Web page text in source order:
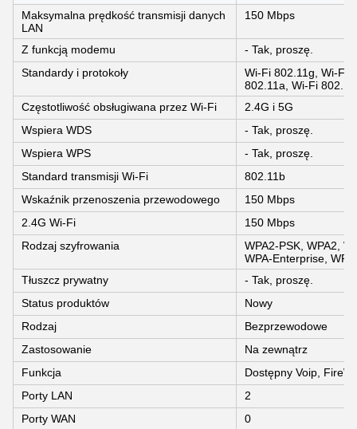
Maksymalna prędkość transmisji danych
LAN
150 Mbps
Z funkcją modemu
- Tak, proszę.
Standardy i protokoły
Wi-Fi 802.11g, Wi-Fi
802.11a, Wi-Fi
Częstotliwość obsługiwana przez Wi-Fi
2.4G i 5G
Wspiera WDS
- Tak, proszę.
Wspiera WPS
- Tak, proszę.
Standard transmisji Wi-Fi
802.11b
Wskaźnik przenoszenia przewodowego
150 Mbps
2.4G Wi-Fi
150 Mbps
Rodzaj szyfrowania
WPA2-PSK, WPA2,
WPA-Enterprise,
Tłuszcz prywatny
- Tak, proszę.
Status produktów
Nowy
Rodzaj
Bezprzewodowe
Zastosowanie
Na zewnątrz
Funkcja
Dostępny Voip,
Porty LAN
2
Porty WAN
0